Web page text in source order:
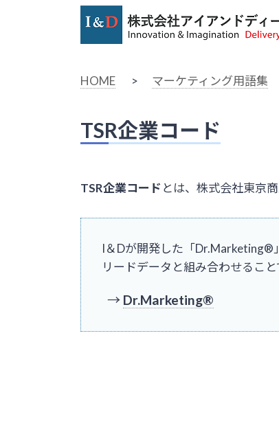
HOME > マーケティング用語集
TSR企業コード
TSR企業コード とは、株式会社東京
I＆Dが開発した「Dr.Marketing®
リードデータと組み合わせるこ
→ Dr.Marketing®